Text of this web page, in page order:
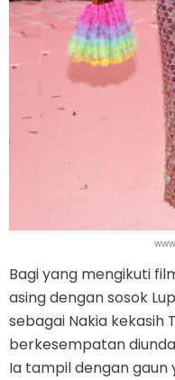
Bagi yang mengikuti
asing dengan sosok
sebagai Nakia kekasih
berkesempatan
Ia tampil dengan gaun